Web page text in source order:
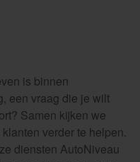
is binnen
een vraag die je wilt
Samen kijken we
verder te helpen.
diensten AutoNiveau